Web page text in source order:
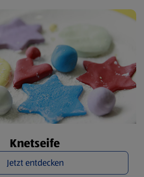
Knetseife
Jetzt entdecken